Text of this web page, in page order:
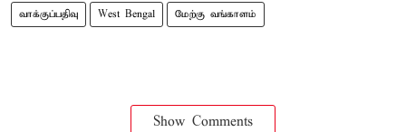
வாக்குப்பதிவு West Bengal மேற்கு வங்காளம்
Show Comments